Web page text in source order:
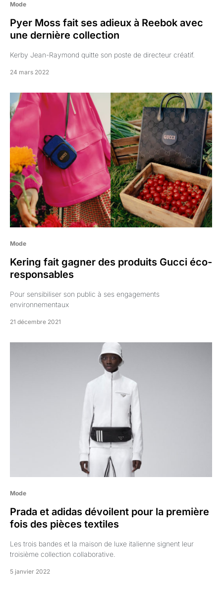
Mode
Pyer Moss fait ses adieux à Reebok avec
une dernière collection
Kerby Jean-Raymond quitte son poste de directeur créatif.
24 mars 2022
Mode
Kering fait gagner des produits Gucci éco-
responsables
Pour sensibiliser son public à ses engagements
environnementaux
21 décembre 2021
Mode
Prada et adidas dévoilent pour la première
fois des pièces textiles
Les trois bandes et la maison de luxe italienne signent leur
troisième collection collaborative.
5 janvier 2022